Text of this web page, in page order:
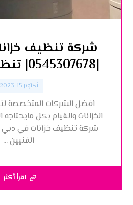
شركة تنظيف
|0545307678| تنظيف وتعقيم
أكتوبر 15, 2023
افضل الشركات المتخصصة
الخزانات والقيام بكل
شركة تنظيف خزانات في دبي
الفنيين ...
اقرأ أكثر